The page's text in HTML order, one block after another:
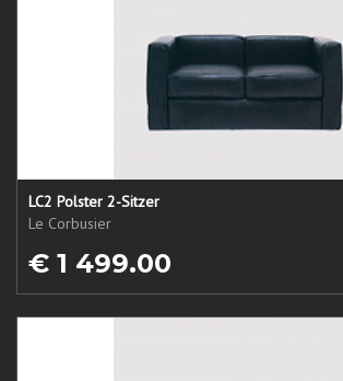
LC2 Polster 2-Sitzer
Le Corbusier
€ 1 499.00